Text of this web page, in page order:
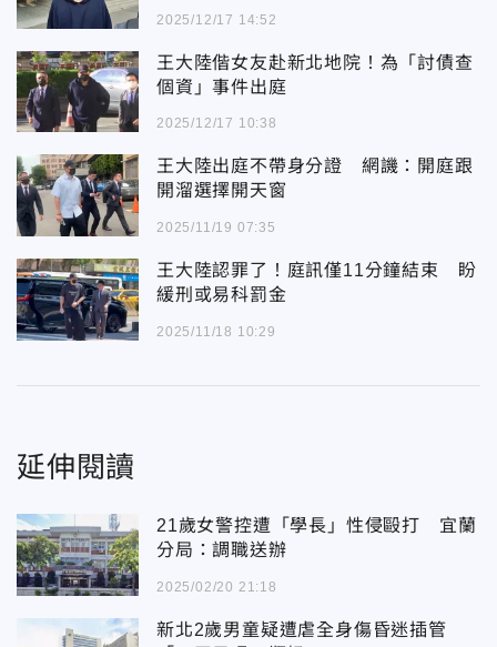
2025/12/17 14:52
王大陸偕女友赴新北地院！為「討債查
個資」事件出庭
2025/12/17 10:38
王大陸出庭不帶身分證 網譏：開庭跟
開溜選擇開天窗
2025/11/19 07:35
王大陸認罪了！庭訊僅11分鐘結束 盼
緩刑或易科罰金
2025/11/18 10:29
延伸閱讀
21歲女警控遭「學長」性侵毆打 宜蘭
分局：調職送辦
2025/02/20 21:18
新北2歲男童疑遭虐全身傷昏迷插管